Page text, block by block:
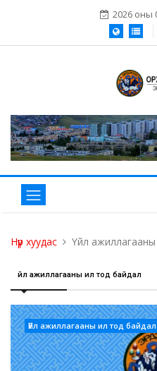
2026 оны
Нүүр хуудас Үйл
Үйл ажиллагааны ил тод байдал
Үйл ажиллагааны ил тод байдал